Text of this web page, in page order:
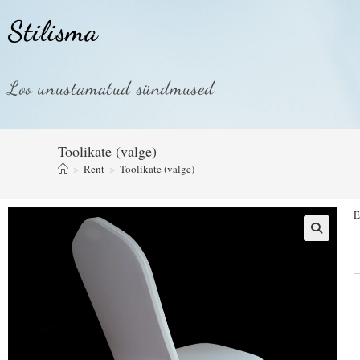
Stilisma
Loo unustamatud sündmused
Toolikate (valge)
> Rent > Toolikate (valge)